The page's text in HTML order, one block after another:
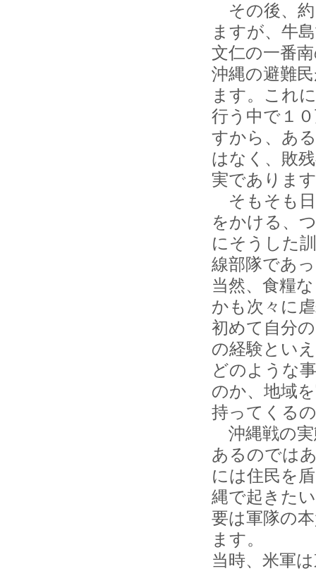
その後、約
ますが、牛
文仁の一番
沖縄の避難
ます。これ
行う中で１
すから、あ
はなく、敗
実でありま
そもそも日
をかける、
にそうした
線部隊であ
当然、食糧
かも次々に
初めて自分
の経験とい
どのような
のか、地域
持ってくる
沖縄戦の実
あるのでは
には住民を
縄で起きた
要は軍隊の
ます。
当時、米軍